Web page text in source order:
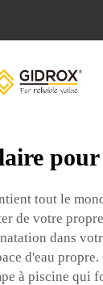
tout le
de votre propre
dans
d'eau propre.
à piscine qui